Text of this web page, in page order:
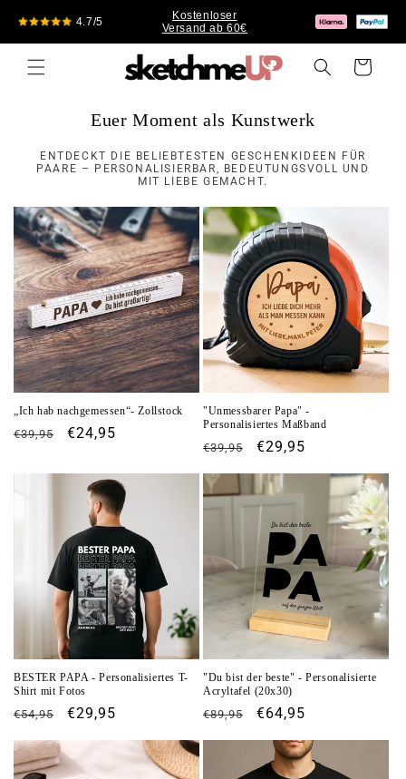
zum
4.7/5
Kostenloser
Versand ab 60€
Warenkorb
Euer Moment als Kunstwerk
ENTDECKT DIE BELIEBTESTEN GESCHENKIDEEN FÜR
PAARE – PERSONALISIERBAR, BEDEUTUNGSVOLL UND
MIT LIEBE GEMACHT.
„Ich hab nachgemessen“- Zollstock
Normaler
€39,95 Verkaufspreis
€24,95
"Unmessbarer Papa" -
Personalisiertes Maßband
Normaler
€39,95 Verkaufspreis
€29,95
BESTER PAPA - Personalisiertes T-
Shirt mit Fotos
Normaler
€54,95 Verkaufspreis
€29,95
"Du bist der beste" - Personalisierte
Acryltafel (20x30)
Normaler
€89,95 Verkaufspreis
€64,95